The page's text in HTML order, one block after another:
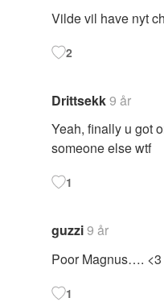
Vilde vil have nyt
2
Drittsekk9 år
Yeah, finally u got
someone else wtf
1
guzzi9 år
Poor Magnus…. <3
1